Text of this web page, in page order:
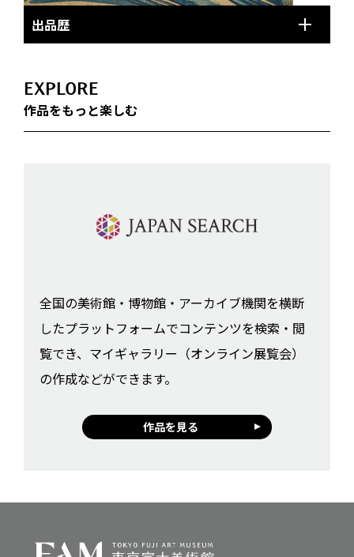
出品歴
EXPLORE
作品をもっと楽しむ
全国の美術館・博物館・アーカイブ機関を横断
したプラットフォームでコンテンツを検索・閲
覧でき、マイギャラリー（オンライン展覧会）
の作成などができます。
作品を見る